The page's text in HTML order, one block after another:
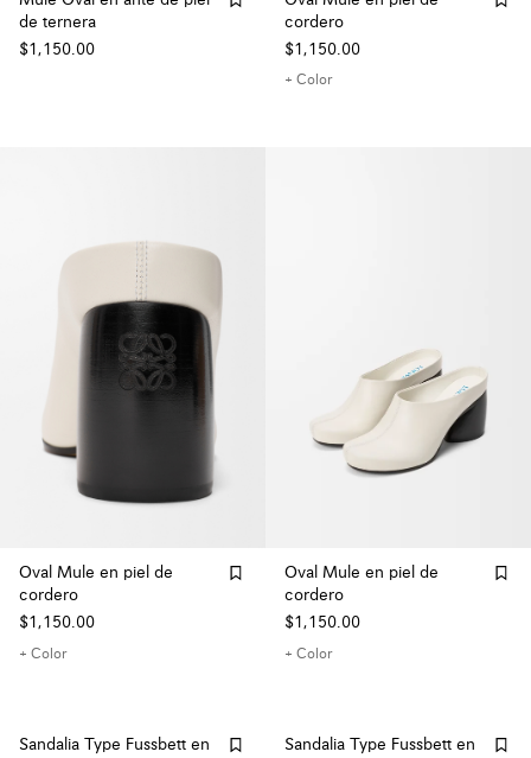
de ternera
$1,150.00
cordero
$1,150.00
+ Color
Oval Mule en piel de
cordero
$1,150.00
+ Color
Oval Mule en piel de
cordero
$1,150.00
+ Color
Sandalia Type Fussbett en
Sandalia Type Fussbett en